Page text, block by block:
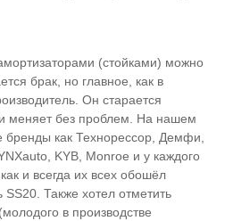
(стойками) можно
брак, но главное, как в
Он старается
меняет без проблем. На нашем
бренды как Технорессор, Демфи,
KYB, Monroe и у каждого
и всегда их всех обошёл
Также хотел отметить
в производстве